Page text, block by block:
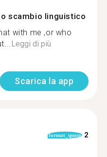
scambio linguistico
with me ,or who
Leggi di più
Scarica la app
format_quote 2